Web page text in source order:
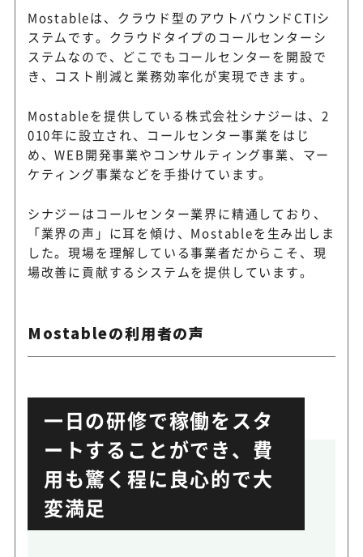
Mostableは、クラウド型のアウトバウンドCTIシ
ステムです。クラウドタイプのコールセンターシ
ステムなので、どこでもコールセンターを開設で
き、コスト削減と業務効率化が実現できます。
Mostableを提供している株式会社シナジーは、2
010年に設立され、コールセンター事業をはじ
め、WEB開発事業やコンサルティング事業、マー
ケティング事業などを手掛けています。
シナジーはコールセンター業界に精通しており、
「業界の声」に耳を傾け、Mostableを生み出しま
した。現場を理解している事業者だからこそ、現
場改善に貢献するシステムを提供しています。
Mostableの利用者の声
一日の研修で稼働をスタ
ートすることができ、費
用も驚く程に良心的で大
変満足